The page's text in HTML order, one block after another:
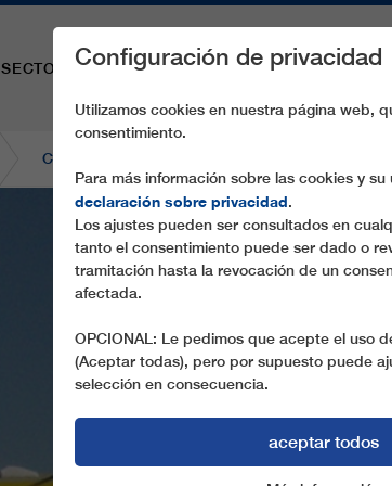
SECTORES PIEZAS DE RECAMBIO SERVICIO
CF2 MONTE FALCONE
Configuración de privacidad
Utilizamos cookies en nuestra página web,
consentimiento.
Para más información sobre las cookies y
declaración sobre privacidad.
Los ajustes pueden ser consultados en
tanto el consentimiento puede ser dado o
tramitación hasta la revocación de un
afectada.
OPCIONAL: Le pedimos que acepte el uso
(Aceptar todas), pero por supuesto puede
selección en consecuencia.
aceptar todos